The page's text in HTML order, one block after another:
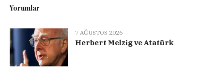
Yorumlar
7 AĞUSTOS 2026
Herbert Melzig ve Atatürk